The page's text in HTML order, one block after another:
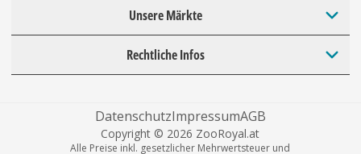
Unsere Märkte
Rechtliche Infos
DatenschutzImpressumAGB
Copyright © 2026 ZooRoyal.at
Alle Preise inkl. gesetzlicher Mehrwertsteuer und